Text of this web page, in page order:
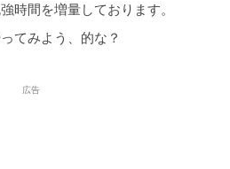
時間を増量しております。
てみよう、的な？
広告